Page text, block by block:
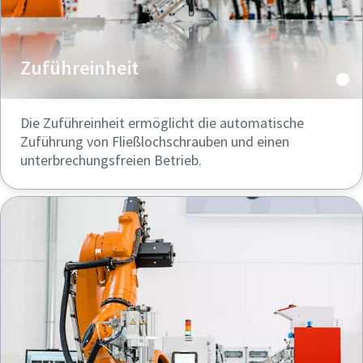
Zuführeinheit
Die Zuführeinheit ermöglicht die automatische
Zuführung von Fließlochschrauben und einen
unterbrechungsfreien Betrieb.